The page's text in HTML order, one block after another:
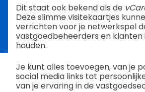
Dit staat ook bekend als de
Deze slimme visitekaartjes
verrichten voor je netwerkspel
vastgoedbeheerders en
houden.
Je kunt alles toevoegen, van je
social media links tot
van je ervaring in de